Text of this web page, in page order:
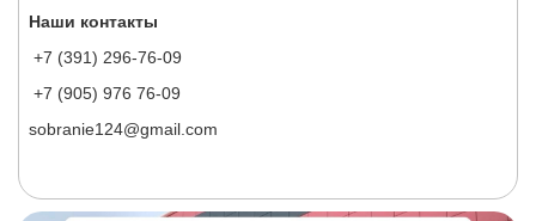
Наши контакты
+7 (391) 296-76-09
+7 (905) 976 76-09
sobranie124@gmail.com